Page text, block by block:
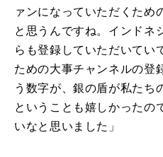
ァンになっていただくため
と思うんですね。インドネ
らも登録していただいてい
ための大事チャンネルの登
う数字が、銀の盾が私たち
ということも嬉しかったの
いなと思いました」